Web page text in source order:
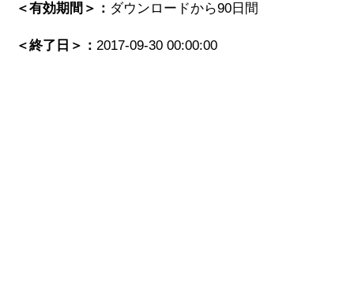
＜有効期間＞： ダウンロードから90日間
＜終了日＞： 2017-09-30 00:00:00